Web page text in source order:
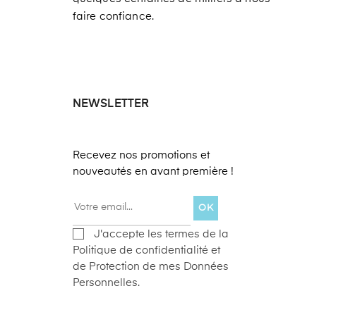
faire confiance.
NEWSLETTER
Recevez nos promotions et
nouveautés en avant première !
OK
J'accepte les termes de la
Politique de confidentialité et
de Protection de mes Données
Personnelles.